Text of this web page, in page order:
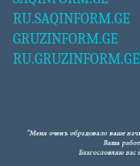
RU.SAQINFORM.GE
GRUZINFORM.GE
RU.GRUZINFORM.GE